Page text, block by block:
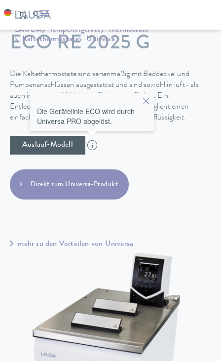
LAUDA Temperiergeräte
Thermostate
Kältethermostate
Universa
ECO RE 2025 G
Die Kältethermostate sind serienmäßig mit Baddeckel und
Pumpenanschlüssen ausgestattet und sind sowohl in luft- als
auch in wassergekühlter Ausführung verfügbar. Ein
Entleerungshahn an der Geräterückseite ermöglicht einen
einfachen und sicheren Wechsel der Temperierflüssigkeit.
Auslauf-Modell
Die Gerätelinie ECO wird durch
Universa PRO abgelöst.
Direkt zum Universa-Produkt
mehr zu den Vorteilen von Universa